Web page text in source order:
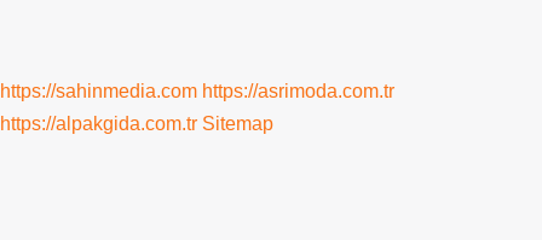
https://sahinmedia.com https://asrimoda.com.tr
https://alpakgida.com.tr Sitemap